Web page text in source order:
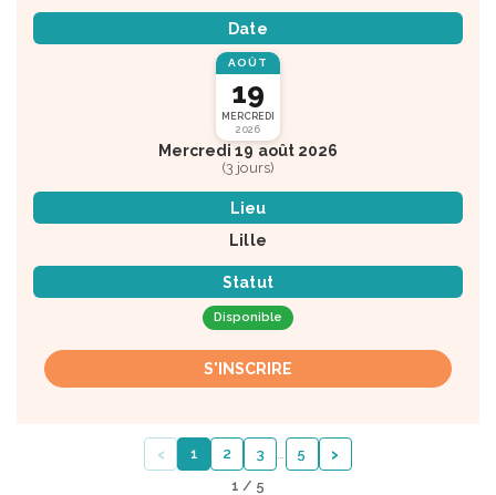
Date
AOÛT
19
MERCREDI
2026
Mercredi 19 août 2026
(3 jours)
Lieu
Lille
Statut
Disponible
S'INSCRIRE
‹ 1 2 3 … 5 ›
1 / 5